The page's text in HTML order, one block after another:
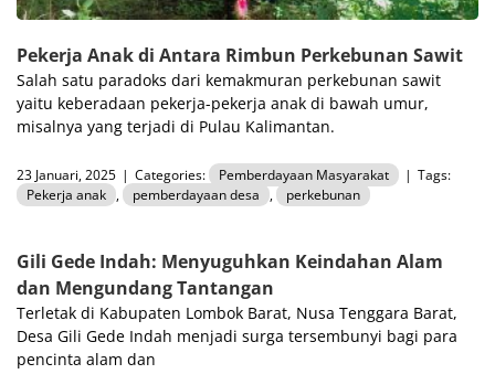
Pekerja Anak di Antara Rimbun Perkebunan Sawit
Salah satu paradoks dari kemakmuran perkebunan sawit
yaitu keberadaan pekerja-pekerja anak di bawah umur,
misalnya yang terjadi di Pulau Kalimantan.
23 Januari, 2025 | Categories: Pemberdayaan Masyarakat | Tags:
Pekerja anak , pemberdayaan desa , perkebunan
Gili Gede Indah: Menyuguhkan Keindahan Alam
dan Mengundang Tantangan
Terletak di Kabupaten Lombok Barat, Nusa Tenggara Barat,
Desa Gili Gede Indah menjadi surga tersembunyi bagi para
pencinta alam dan